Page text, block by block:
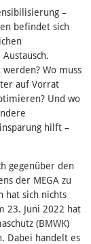
–
befindet sich
Wo muss
auf Vorrat
Und wo
hilft –
gegenüber den
der MEGA zu
hat sich nichts
23. Juni 2022 hat
(BMWK)
Dabei handelt es